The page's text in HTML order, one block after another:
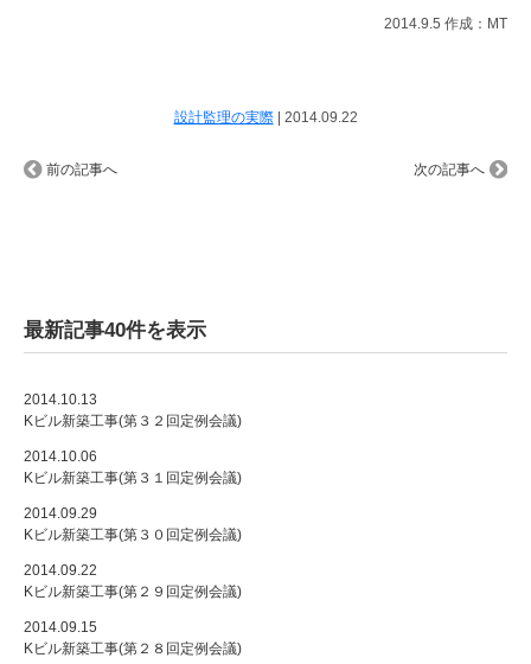
2014.9.5 作成：MT
前の記事へ
設計監理の実際| 2014.09.22
次の記事へ
最新記事40件を表示
2014.10.13
Kビル新築工事(第３２回定例会議)
2014.10.06
Kビル新築工事(第３１回定例会議)
2014.09.29
Kビル新築工事(第３０回定例会議)
2014.09.22
Kビル新築工事(第２９回定例会議)
2014.09.15
Kビル新築工事(第２８回定例会議)